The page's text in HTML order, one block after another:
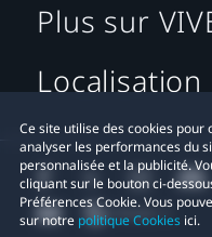
Ce site utilise des cookies
analyser les performances du
personnalisée et la publicité.
cliquant sur le bouton ci-
Préférences Cookie. Vous
sur notre politique Cookies ici.
Plus sur
Localisation